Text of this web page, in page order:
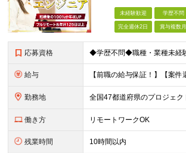
未経験歓迎 学歴不問
完全週休2日 賞与複数月
応募資格
給与
勤務地
働き方 リモートワークOK
残業時間 10時間以内